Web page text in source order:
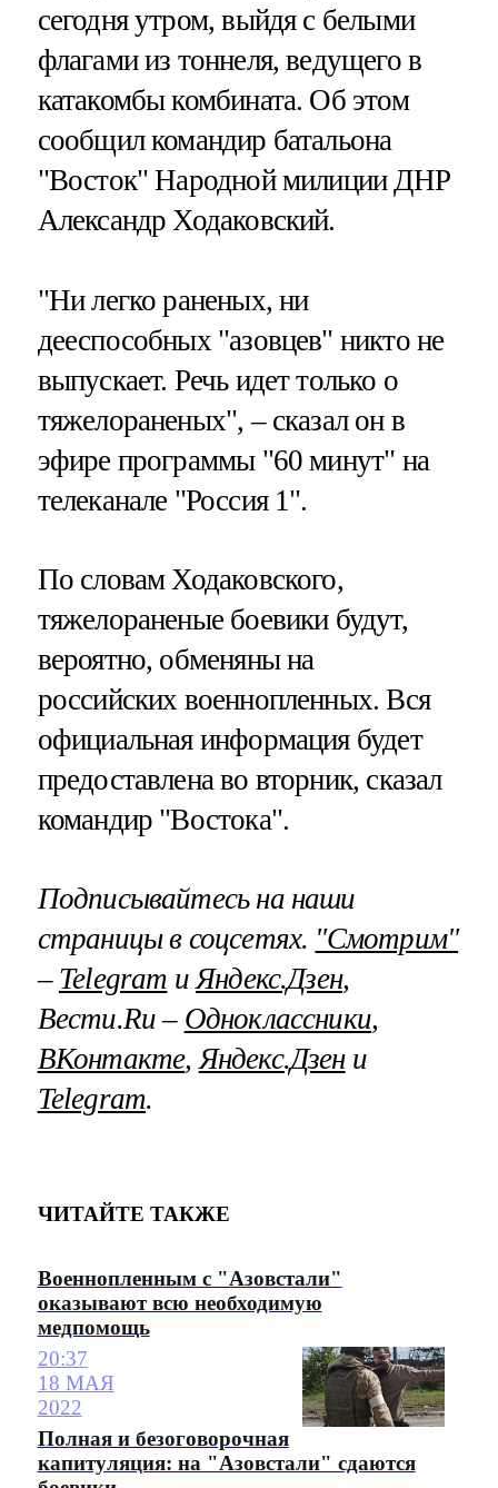
сегодня утром, выйдя с белыми
флагами из тоннеля, ведущего в
катакомбы комбината. Об этом
сообщил командир батальона
"Восток" Народной милиции ДНР
Александр Ходаковский.
"Ни легко раненых, ни
дееспособных "азовцев" никто не
выпускает. Речь идет только о
тяжелораненых", – сказал он в
эфире программы "60 минут" на
телеканале "Россия 1".
По словам Ходаковского,
тяжелораненые боевики будут,
вероятно, обменяны на
российских военнопленных. Вся
официальная информация будет
предоставлена во вторник, сказал
командир "Востока".
Подписывайтесь на наши
страницы в соцсетях. "Смотрим"
– Telegram и Яндекс.Дзен,
Вести.Ru – Одноклассники,
ВКонтакте, Яндекс.Дзени
Telegram.
ЧИТАЙТЕ ТАКЖЕ
Военнопленным с "Азовстали"
оказывают всю необходимую
медпомощь
20:37
18 МАЯ
2022
Полная и безоговорочная
капитуляция: на "Азовстали" сдаются